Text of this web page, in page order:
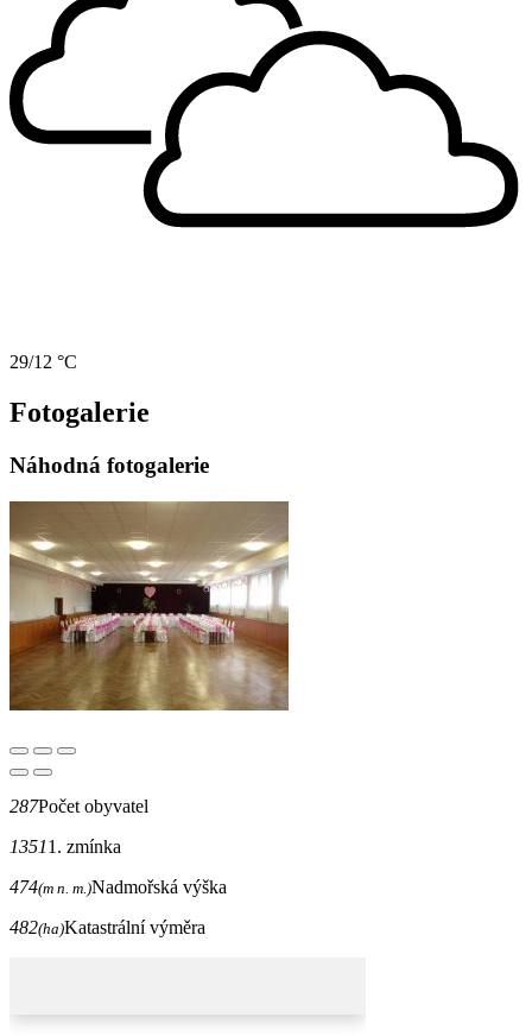
29/12 °C
Fotogalerie
Náhodná fotogalerie
287Počet obyvatel
13511. zmínka
474(m n. m.)Nadmořská výška
482(ha)Katastrální výměra